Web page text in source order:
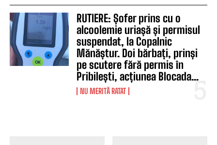
RUTIERE: Șofer prins cu o
alcoolemie uriașă și permisul
suspendat, la Copalnic
Mănăștur. Doi bărbați, prinși
pe scutere fără permis în
Pribilești, acțiunea Blocada...
NU MERITĂ RATAT